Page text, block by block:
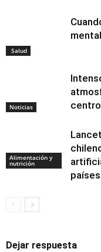
Salud
Noticias
Alimentación y
nutrición
países
Dejar respuesta